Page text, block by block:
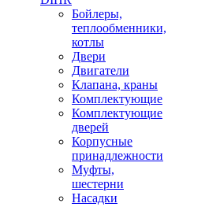
Бойлеры,
теплообменники,
котлы
Двери
Двигатели
Клапана, краны
Комплектующие
Комплектующие
дверей
Корпусные
принадлежности
Муфты,
шестерни
Насадки